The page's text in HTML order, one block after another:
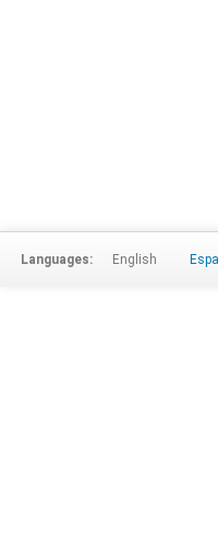
Languages: English